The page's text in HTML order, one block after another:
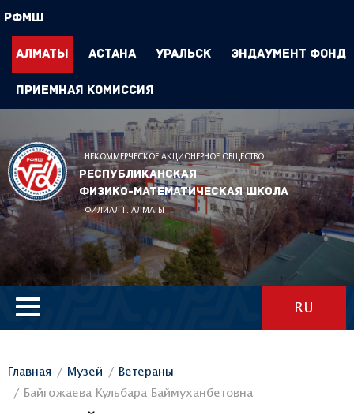
РФМШ
Алматы Астана Уральск Эндаумент Фонд
Приемная комиссия
НЕКОММЕРЧЕСКОЕ АКЦИОНЕРНОЕ ОБЩЕСТВО
Республиканская
физико-математическая школа
ФИЛИАЛ Г. АЛМАТЫ
RU
Главная Музей
Ветераны
Байгожаева Кульбара Баймуханбетовна